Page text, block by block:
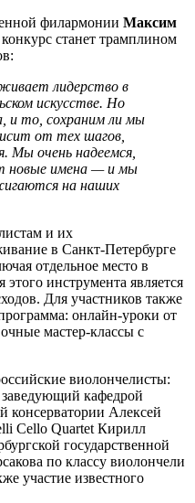
филармонии Максим
станет трамплином
лидерство в
искусстве. Но
и то, сохраним ли мы
от тех шагов,
Мы очень надеемся,
новые имена — и мы
на наших
и их
в Санкт-Петербурге
отдельное место в
инструмента является
Для участников также
онлайн-уроки от
мастер-классы с
виолончелисты:
заведующий кафедрой
консерватории Алексей
Cello Quartet Кирилл
государственной
по классу виолончели
участие известного